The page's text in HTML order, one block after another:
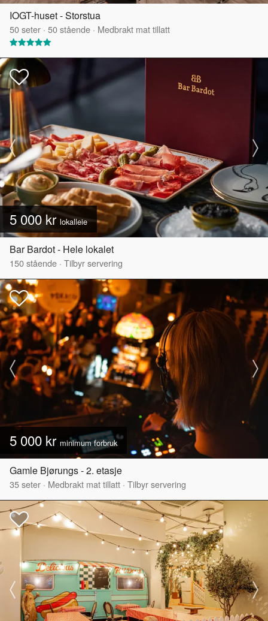
IOGT-huset - Storstua
50seter · 50stående · Medbrakt mat tillatt
5 000 krlokalleie
Bar Bardot - Hele lokalet
150stående · Tilbyr servering
5 000 kr minimum forbruk
Gamle Bjørungs - 2. etasje
35seter · Medbrakt mat tillatt · Tilbyr servering